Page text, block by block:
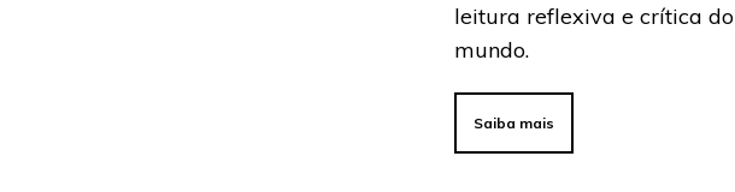
leitura reflexiva e crítica do
mundo.
Saiba mais